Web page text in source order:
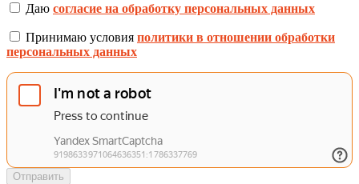
Даю согласие на обработку персональных данных
Принимаю условия политики в отношении обработки
персональных данных
Отправить